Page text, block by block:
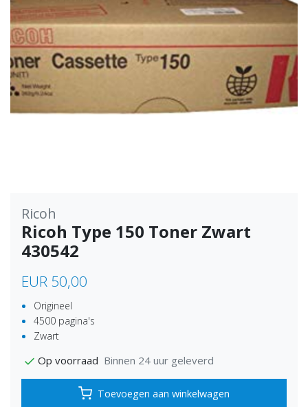
Ricoh
Ricoh Type 150 Toner Zwart
430542
EUR 50,00
Origineel
4500 pagina's
Zwart
Op voorraad Binnen 24 uur geleverd
Toevoegen aan winkelwagen